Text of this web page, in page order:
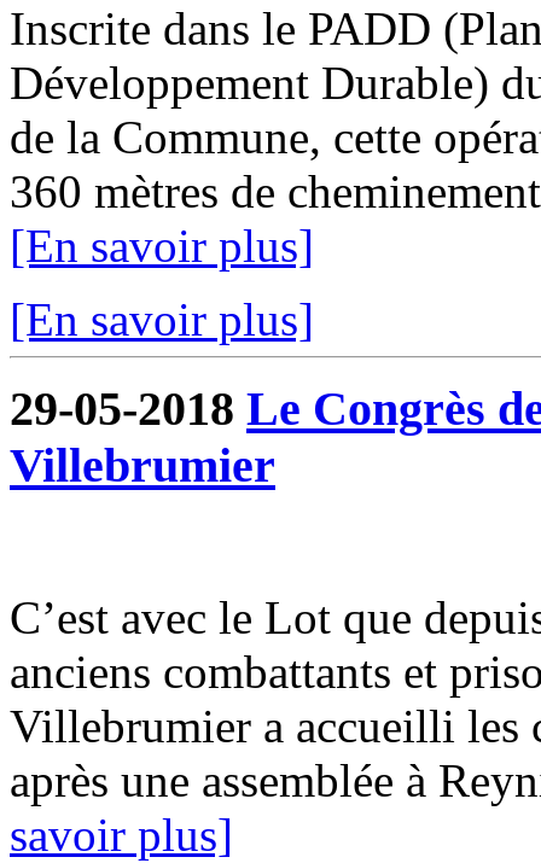
Inscrite dans le PADD
Développement Durable)
de la Commune, cette
360 mètres de
[En savoir plus]
[En savoir plus]
29-05-2018 Le Congrès
Villebrumier
C’est avec le Lot que
anciens combattants et
Villebrumier a accueilli les
après une assemblée à
savoir plus]